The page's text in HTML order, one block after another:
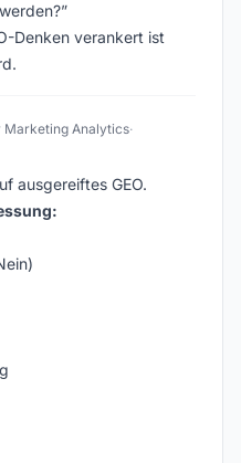
Denken verankert ist
Marketing Analytics·
ausgereiftes GEO.